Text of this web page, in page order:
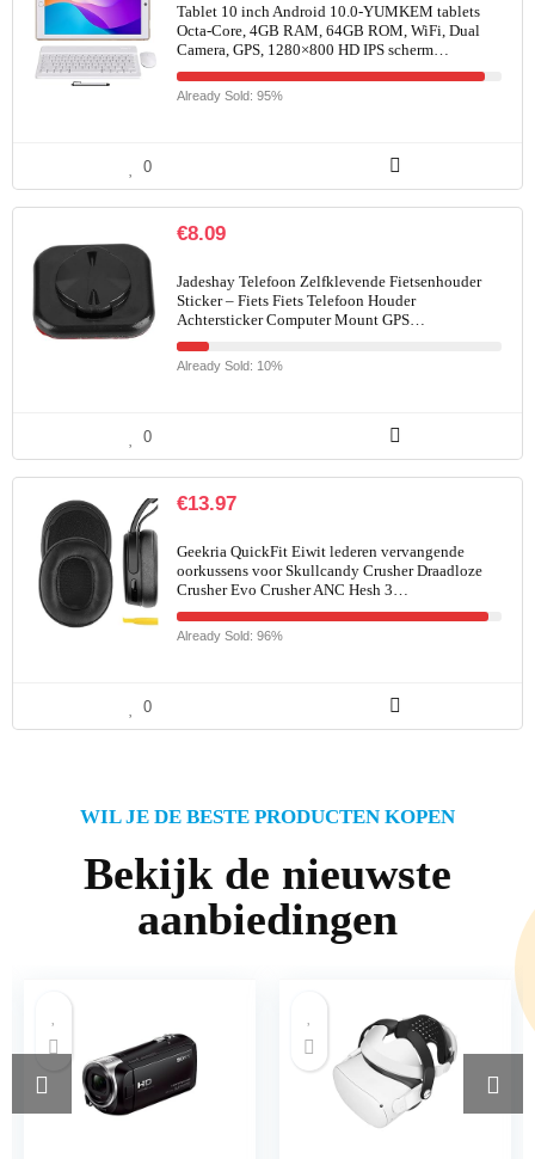
Tablet 10 inch Android 10.0-YUMKEM tablets
Octa-Core, 4GB RAM, 64GB ROM, WiFi, Dual
Camera, GPS, 1280×800 HD IPS scherm…
Already Sold: 95%
0
€8.09
Jadeshay Telefoon Zelfklevende Fietsenhouder
Sticker – Fiets Fiets Telefoon Houder
Achtersticker Computer Mount GPS…
Already Sold: 10%
0
€13.97
Geekria QuickFit Eiwit lederen vervangende
oorkussens voor Skullcandy Crusher Draadloze
Crusher Evo Crusher ANC Hesh 3…
Already Sold: 96%
0
WIL JE DE BESTE PRODUCTEN KOPEN
Bekijk de nieuwste
aanbiedingen